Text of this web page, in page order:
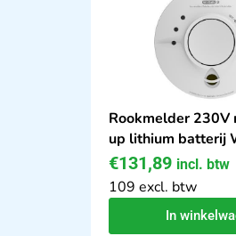
Rookmelder 230V
up lithium batterij
€131,89 incl. btw
109 excl. btw
In